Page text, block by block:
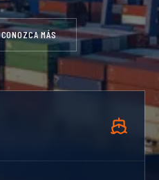
CONOZCA MÁS